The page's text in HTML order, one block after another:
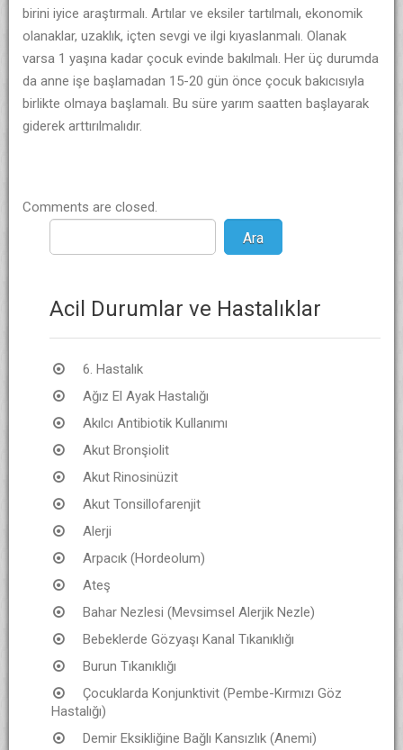
birini iyice araştırmalı. Artılar ve eksiler tartılmalı, ekonomik
olanaklar, uzaklık, içten sevgi ve ilgi kıyaslanmalı. Olanak
varsa 1 yaşına kadar çocuk evinde bakılmalı. Her üç durumda
da anne işe başlamadan 15-20 gün önce çocuk bakıcısıyla
birlikte olmaya başlamalı. Bu süre yarım saatten başlayarak
giderek arttırılmalıdır.
Comments are closed.
Acil Durumlar ve Hastalıklar
6. Hastalık
Ağız El Ayak Hastalığı
Akılcı Antibiotik Kullanımı
Akut Bronşiolit
Akut Rinosinüzit
Akut Tonsillofarenjit
Alerji
Arpacık (Hordeolum)
Ateş
Bahar Nezlesi (Mevsimsel Alerjik Nezle)
Bebeklerde Gözyaşı Kanal Tıkanıklığı
Burun Tıkanıklığı
Çocuklarda Konjunktivit (Pembe-Kırmızı Göz
Hastalığı)
Demir Eksikliğine Bağlı Kansızlık (Anemi)